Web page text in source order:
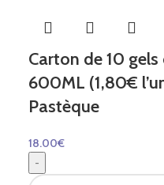
Carton de 10
600ML (1,80€
Pastèque
18.00€
-